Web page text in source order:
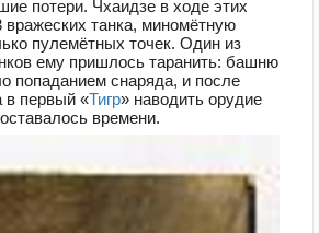
потери. Чхаидзе в ходе этих
вражеских танка, миномётную
пулемётных точек. Один из
ему пришлось таранить: башню
попаданием снаряда, и после
в первый «Тигр» наводить орудие
времени.